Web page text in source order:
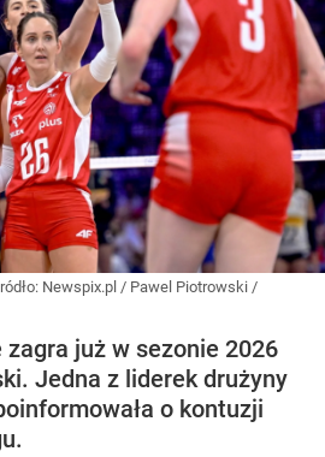
Newspix.pl / Pawel Piotrowski /
już w sezonie 2026
Jedna z liderek drużyny
o kontuzji